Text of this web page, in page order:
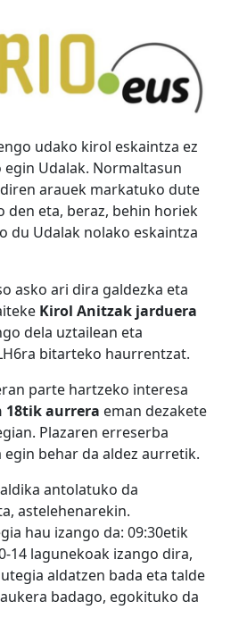
udako kirol eskaintza ez
Udalak. Normaltasun
arauek markatuko dute
den eta, beraz, behin horiek
du Udalak nolako eskaintza
asko ari dira galdezka eta
Kirol Anitzak jarduera
dela uztailean eta
bitarteko haurrentzat.
parte hartzeko interesa
18tik aurrera eman dezakete
Plazaren erreserba
behar da aldez aurretik.
antolatuko da
astelehenarekin.
hau izango da: 09:30etik
14 lagunekoak izango dira,
aldatzen bada eta talde
badago, egokituko da